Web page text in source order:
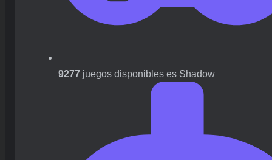
9277 juegos disponibles es Shadow